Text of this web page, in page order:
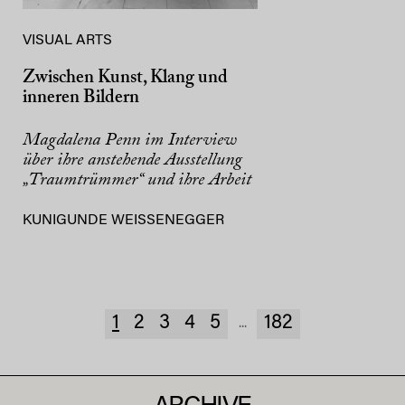
VISUAL ARTS
Zwischen Kunst, Klang und
inneren Bildern
Magdalena Penn im Interview
über ihre anstehende Ausstellung
„Traumtrümmer“ und ihre Arbeit
KUNIGUNDE WEISSENEGGER
1 2 3 4 5 ... 182